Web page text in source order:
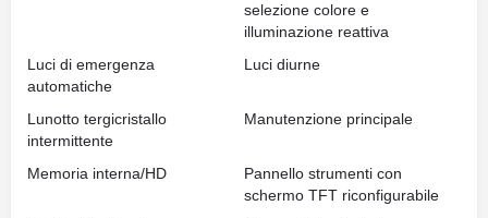
selezione colore e
illuminazione reattiva
Luci di emergenza
automatiche
Luci diurne
Lunotto tergicristallo
intermittente
Manutenzione principale
Memoria interna/HD
Pannello strumenti con
schermo TFT riconfigurabile